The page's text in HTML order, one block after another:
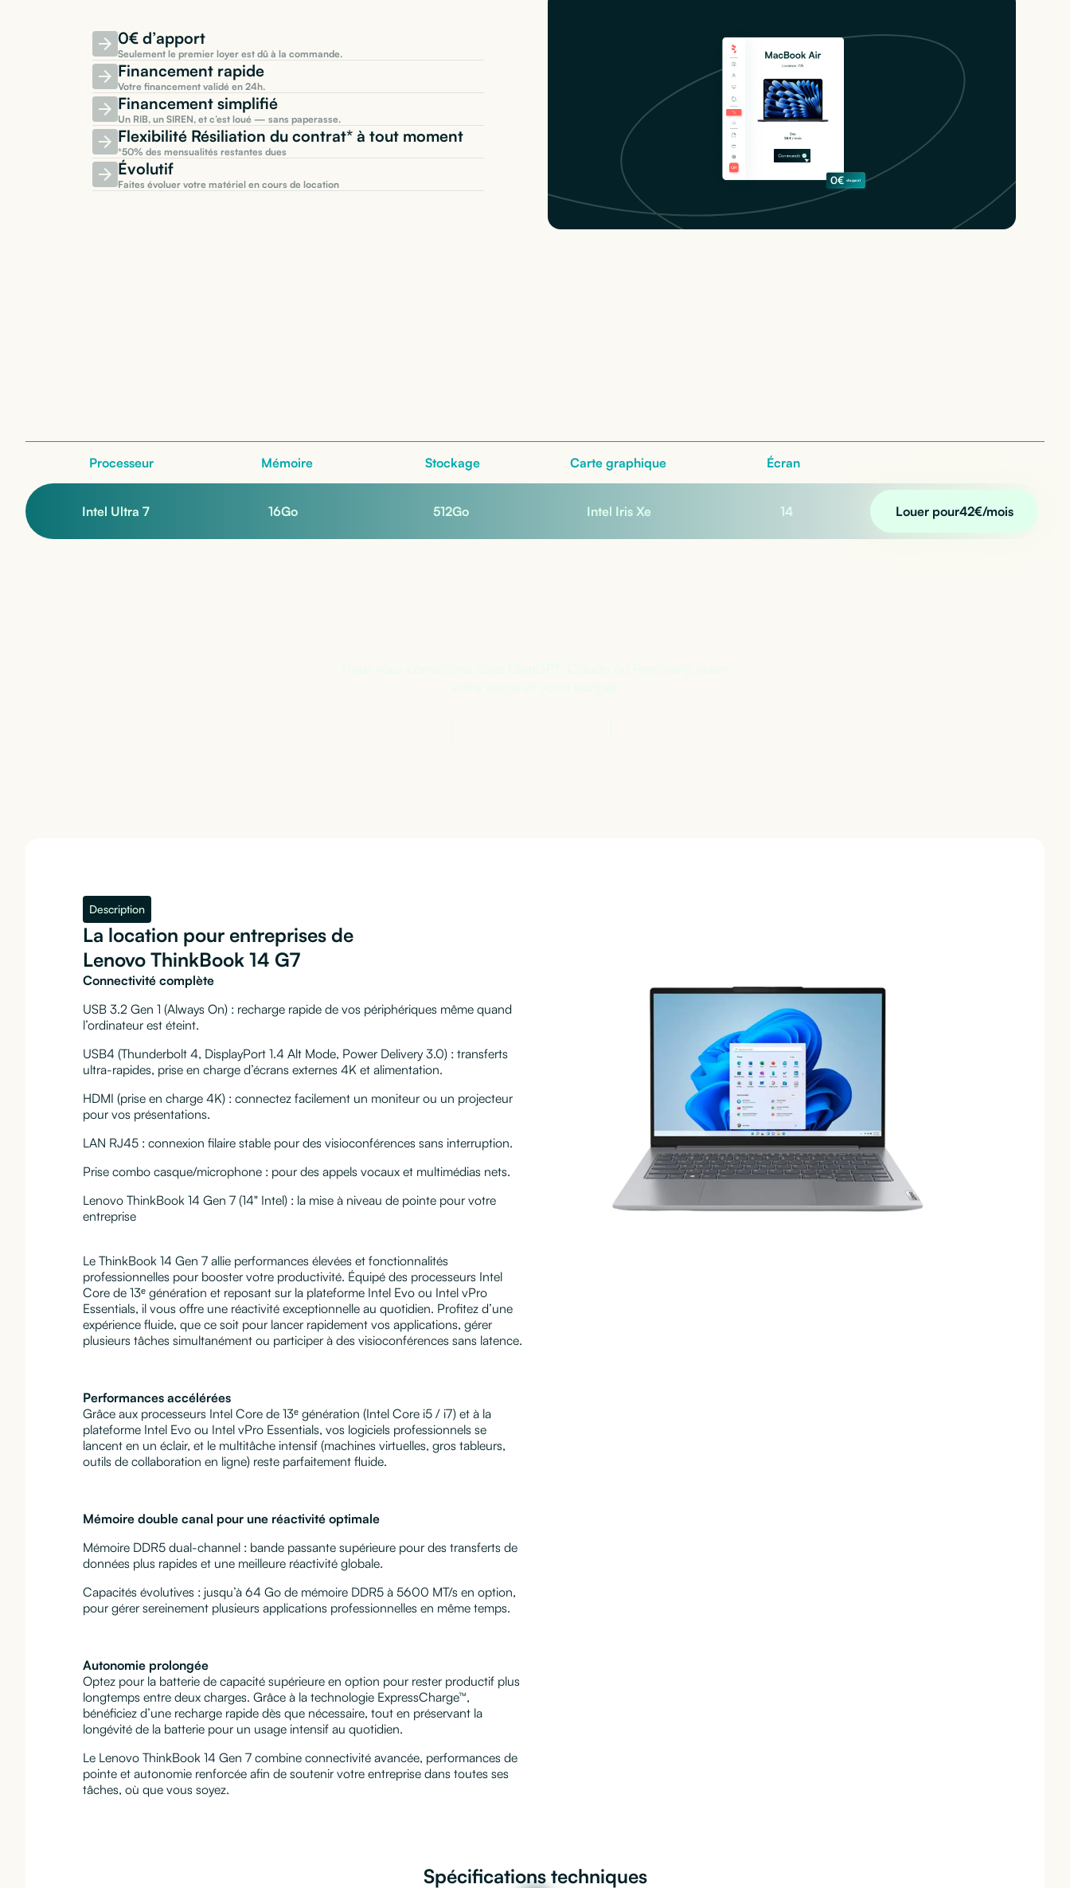
0€ d’apport
Seulement le premier loyer est dû à la commande.
Financement rapide
Votre financement validé en 24h.
Financement simplifié
Un RIB, un SIREN, et c’est loué — sans paperasse.
Flexibilité Résiliation du contrat* à tout moment
*50% des mensualités restantes dues
Évolutif
Faites évoluer votre matériel en cours de location
Processeur Mémoire Stockage Carte graphique Écran
Intel Ultra 7 16Go 512Go Intel Iris Xe 14 Louer pour42€/mois
Description
La location pour entreprises de
Lenovo ThinkBook 14 G7
Connectivité complète
USB 3.2 Gen 1 (Always On) : recharge rapide de vos périphériques même quand
l’ordinateur est éteint.
USB4 (Thunderbolt 4, DisplayPort 1.4 Alt Mode, Power Delivery 3.0) : transferts
ultra-rapides, prise en charge d’écrans externes 4K et alimentation.
HDMI (prise en charge 4K) : connectez facilement un moniteur ou un projecteur
pour vos présentations.
LAN RJ45 : connexion filaire stable pour des visioconférences sans interruption.
Prise combo casque/microphone : pour des appels vocaux et multimédias nets.
Lenovo ThinkBook 14 Gen 7 (14" Intel) : la mise à niveau de pointe pour votre
entreprise
Le ThinkBook 14 Gen 7 allie performances élevées et fonctionnalités
professionnelles pour booster votre productivité. Équipé des processeurs Intel
Core de 13ᵉ génération et reposant sur la plateforme Intel Evo ou Intel vPro
Essentials, il vous offre une réactivité exceptionnelle au quotidien. Profitez d’une
expérience fluide, que ce soit pour lancer rapidement vos applications, gérer
plusieurs tâches simultanément ou participer à des visioconférences sans latence.
Performances accélérées
Grâce aux processeurs Intel Core de 13ᵉ génération (Intel Core i5 / i7) et à la
plateforme Intel Evo ou Intel vPro Essentials, vos logiciels professionnels se
lancent en un éclair, et le multitâche intensif (machines virtuelles, gros tableurs,
outils de collaboration en ligne) reste parfaitement fluide.
Mémoire double canal pour une réactivité optimale
Mémoire DDR5 dual-channel : bande passante supérieure pour des transferts de
données plus rapides et une meilleure réactivité globale.
Capacités évolutives : jusqu’à 64 Go de mémoire DDR5 à 5600 MT/s en option,
pour gérer sereinement plusieurs applications professionnelles en même temps.
Autonomie prolongée
Optez pour la batterie de capacité supérieure en option pour rester productif plus
longtemps entre deux charges. Grâce à la technologie ExpressCharge™,
bénéficiez d’une recharge rapide dès que nécessaire, tout en préservant la
longévité de la batterie pour un usage intensif au quotidien.
Le Lenovo ThinkBook 14 Gen 7 combine connectivité avancée, performances de
pointe et autonomie renforcée afin de soutenir votre entreprise dans toutes ses
tâches, où que vous soyez.
Spécifications techniques